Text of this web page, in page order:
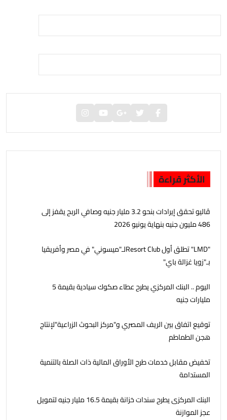
الأكثر قراءة
ڤاليو تحقق إيرادات بنحو 3.2 مليار جنيه وصافي الربح يقفز إلى
486 مليون جنيه بنهاية يونيو 2026
"LMD" تطلق أول Resort Clubلـ"ميسوني" في مصر وأفريقيا
بـ"زويا غزالة باي"
اليوم .. البنك المركزي يطرح عطاء صكوك سيادية بقيمة 5
مليارات جنيه
توقيع اتفاق بين الريف المصري و"مركز البحوث الزراعية"لإنتاج
هجن الطماطم
تخفيض مقابل خدمات طرح الأوراق المالية ذات الصلة بالتنمية
المستدامة
البنك المركزى يطرح سندات خزانة بقيمة 16.5 مليار جنيه لتمويل
عجز الموازنة